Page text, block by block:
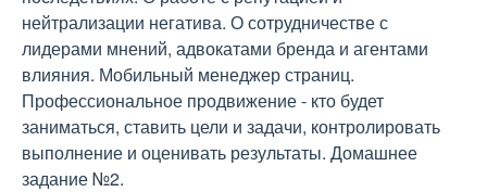
нейтрализации негатива. О сотрудничестве с
лидерами мнений, адвокатами бренда и агентами
влияния. Мобильный менеджер страниц.
Профессиональное продвижение - кто будет
заниматься, ставить цели и задачи, контролировать
выполнение и оценивать результаты. Домашнее
задание №2.